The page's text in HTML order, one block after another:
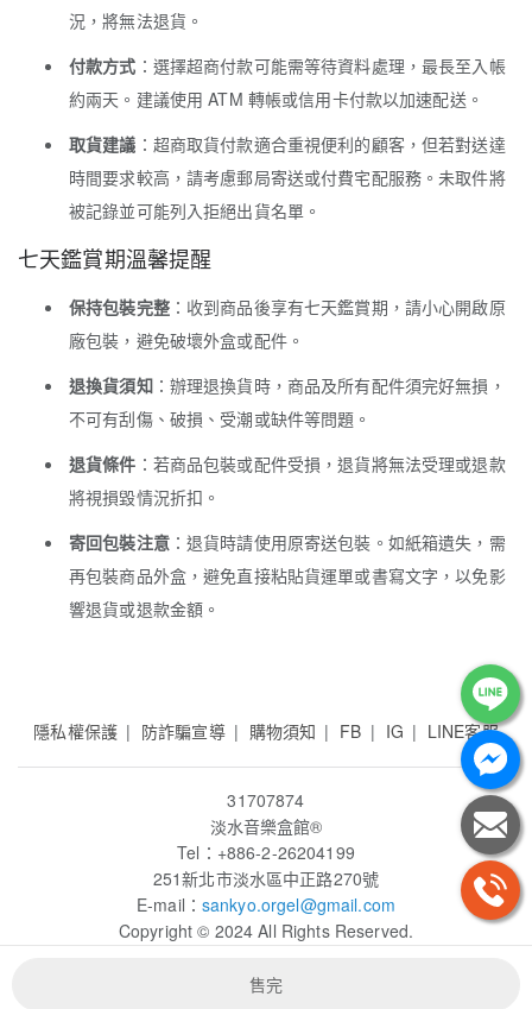
售完
況，將無法退貨。
付款方式 ：選擇超商付款可能需等待資料處理，最長至入帳
約兩天。建議使用 ATM 轉帳或信用卡付款以加速配送。
取貨建議 ：超商取貨付款適合重視便利的顧客，但若對送達
時間要求較高，請考慮郵局寄送或付費宅配服務。未取件將
被記錄並可能列入拒絕出貨名單。
七天鑑賞期溫馨提醒
保持包裝完整：收到商品後享有七天鑑賞期，請小心開啟原
廠包裝，避免破壞外盒或配件。
退換貨須知：辦理退換貨時，商品及所有配件須完好無損，
不可有刮傷、破損、受潮或缺件等問題。
退貨條件 ：若商品包裝或配件受損，退貨將無法受理或退款
將視損毀情況折扣。
寄回包裝注意：退貨時請使用原寄送包裝。如紙箱遺失，需
再包裝商品外盒，避免直接粘貼貨運單或書寫文字，以免影
響退貨或退款金額。
隱私權保護 防詐騙宣導 購物須知 FB IG LINE客服
31707874
淡水音樂盒館®
Tel：+886-2-26204199
251新北市淡水區中正路270號
E-mail： sankyo.orgel@gmail.com
Copyright © 2024 All Rights Reserved.